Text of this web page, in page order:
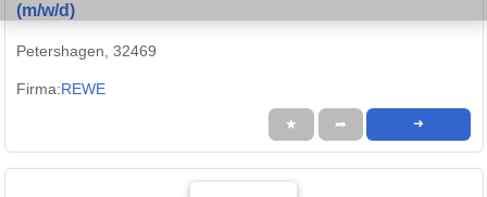
(m/w/d)
Petershagen, 32469
Firma:REWE
★ ➦ ➜